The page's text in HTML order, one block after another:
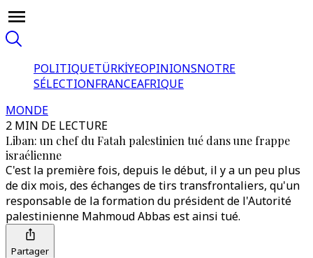
POLITIQUETÜRKİYEOPINIONSNOTRE
SÉLECTIONFRANCEAFRIQUE
MONDE
2 MIN DE LECTURE
Liban: un chef du Fatah palestinien tué dans une frappe
israélienne
C'est la première fois, depuis le début, il y a un peu plus
de dix mois, des échanges de tirs transfrontaliers, qu'un
responsable de la formation du président de l'Autorité
palestinienne Mahmoud Abbas est ainsi tué.
Partager